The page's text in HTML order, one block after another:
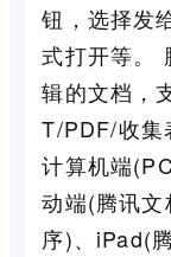
钮，选择发
式打开等。
辑的文档，
T/PDF/收集
计算机端
动端(腾讯
序)、iPad(